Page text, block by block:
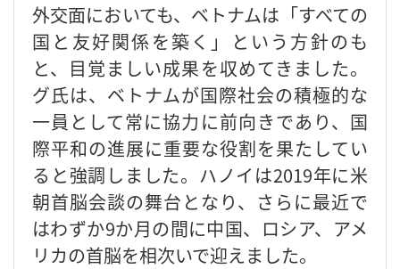
外交面においても、ベトナムは「すべての
国と友好関係を築く」という方針のも
と、目覚ましい成果を収めてきました。
グ氏は、ベトナムが国際社会の積極的な
一員として常に協力に前向きであり、国
際平和の進展に重要な役割を果たしてい
ると強調しました。ハノイは2019年に米
朝首脳会談の舞台となり、さらに最近で
はわずか9か月の間に中国、ロシア、アメ
リカの首脳を相次いで迎えました。